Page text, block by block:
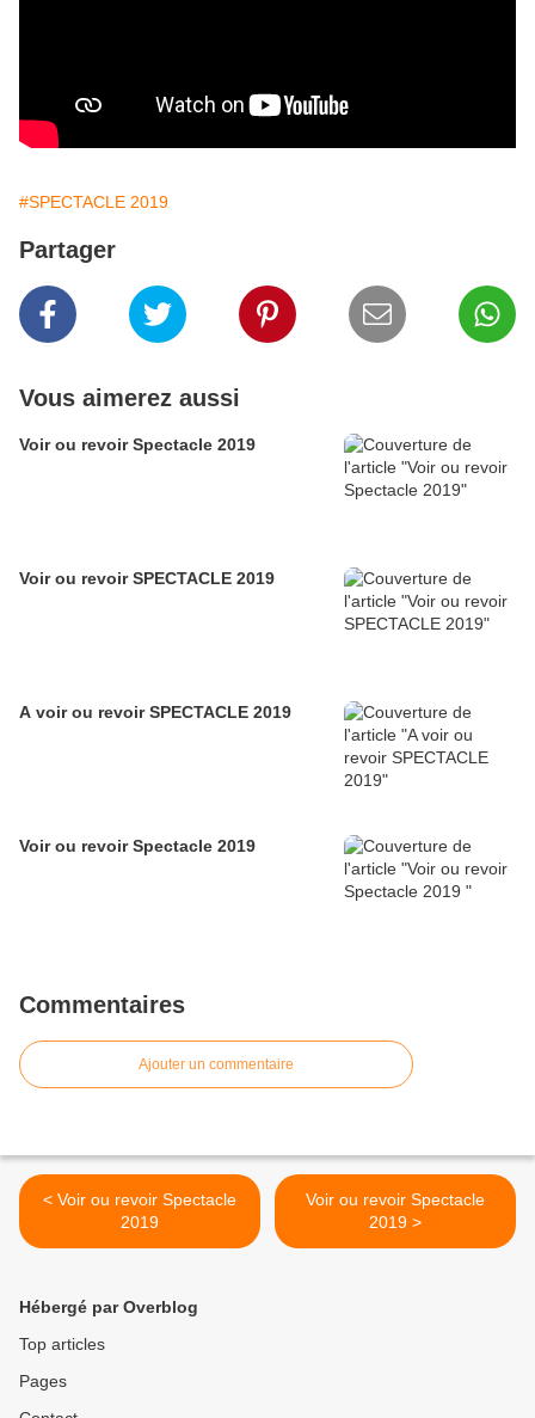
#SPECTACLE 2019
Partager
Vous aimerez aussi
Voir ou revoir Spectacle 2019
Voir ou revoir SPECTACLE 2019
A voir ou revoir SPECTACLE 2019
Voir ou revoir Spectacle 2019
Commentaires
Ajouter un commentaire
< Voir ou revoir Spectacle
2019
Voir ou revoir Spectacle
2019 >
Hébergé par Overblog
Top articles
Pages